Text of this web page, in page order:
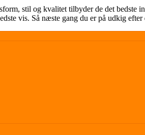
stil og kvalitet tilbyder de det
vis. Så næste gang du er på udkig